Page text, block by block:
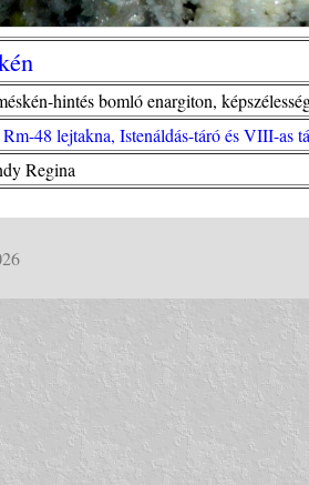
hintés bomló enargiton,
Rm-48 lejtakna, Istenáldás-táró és VIII-as
Regina